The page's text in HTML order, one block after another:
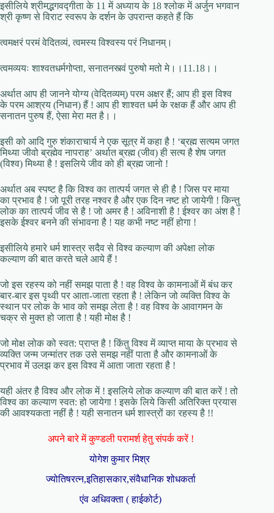
इसीलिये श्रीमद्भगवद्गीता के 11 में अध्याय के 18 श्लोक में अर्जुन भगवान
श्री कृष्ण से विराट स्वरूप के दर्शन के उपरान्त कहते हैं कि
त्वमक्षरं परमं वेदितव्यं, त्वमस्य विश्वस्य परं निधानम्।
त्वमव्ययः शाश्वतधर्मगोप्ता, सनातनस्त्वं पुरुषो मतो मे।।11.18।।
अर्थात आप ही जानने योग्य (वेदितव्यम्) परम अक्षर हैं; आप ही इस विश्व
के परम आश्रय (निधान) हैं ! आप ही शाश्वत धर्म के रक्षक हैं और आप ही
सनातन पुरुष हैं, ऐसा मेरा मत है।।
इसी को आदि गुरु शंकाराचार्य ने एक सूत्र में कहा है ! ‘ब्रह्म सत्यम जगत
मिथ्या जीवो ब्रह्मेव नापराह’ अर्थात ब्रह्म (जीव) ही सत्य है शेष जगत
(विश्व) मिथ्या है ! इसलिये जीव को ही ब्रह्म जानो !
अर्थात अब स्पष्ट है कि विश्व का तात्पर्य जगत से ही है ! जिस पर माया
का प्रभाव है ! जो पूरी तरह नश्वर है और एक दिन नष्ट हो जायेगी ! किन्तु
लोक का तात्पर्य जीव से है ! जो अमर है ! अविनाशी है ! ईश्वर का अंश है !
इसके ईश्वर बनने की संभावना है ! यह कभी नष्ट नहीं होगा !
इसीलिये हमारे धर्म शास्त्र सदैव से विश्व कल्याण की अपेक्षा लोक
कल्याण की बात करते चले आये हैं !
जो इस रहस्य को नहीं समझ पाता है ! वह विश्व के कामनाओं में बंध कर
बार-बार इस पृथ्वी पर आता-जाता रहता है ! लेकिन जो व्यक्ति विश्व के
स्थान पर लोक के भाव को समझ लेता है ! वह विश्व के आवागमन के
चक्र से मुक्त हो जाता है ! यही मोक्ष है !
जो मोक्ष लोक को स्वत: प्राप्त है ! किंतु विश्व में व्याप्त माया के प्रभाव से
व्यक्ति जन्म जन्मांतर तक उसे समझ नहीं पाता है और कामनाओं के
प्रभाव में उलझ कर इस विश्व में आता जाता रहता है !
यही अंतर है विश्व और लोक में ! इसलिये लोक कल्याण की बात करें ! तो
विश्व का कल्याण स्वत: हो जायेगा ! इसके लिये किसी अतिरिक्त प्रयास
की आवश्यकता नहीं है ! यही सनातन धर्म शास्त्रों का रहस्य है !!
अपने बारे में कुण्डली परामर्श हेतु संपर्क करें !
योगेश कुमार मिश्र
ज्योतिषरत्न,इतिहासकार,संवैधानिक शोधकर्ता
एंव अधिवक्ता ( हाईकोर्ट)